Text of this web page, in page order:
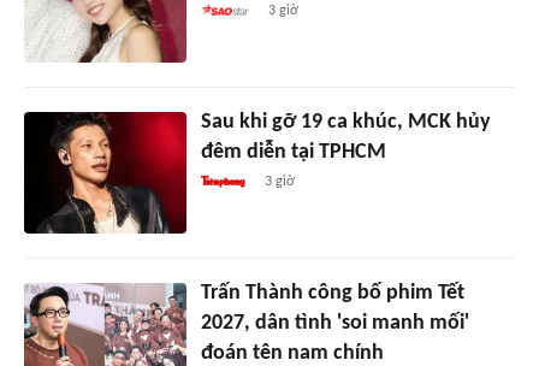
3 giờ
Sau khi gỡ 19 ca khúc, MCK hủy
đêm diễn tại TPHCM
3 giờ
Trấn Thành công bố phim Tết
2027, dân tình 'soi manh mối'
đoán tên nam chính